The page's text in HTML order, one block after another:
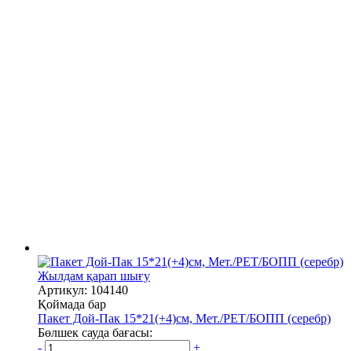
Жылдам қарап шығу
Артикул: 104140
Қоймада бар
Пакет Дой-Пак 15*21(+4)см, Мет./PET/БОПП (серебр)
Бөлшек сауда бағасы:
-
+